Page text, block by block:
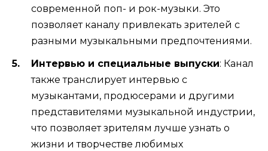
современной поп- и рок-музыки. Это
позволяет каналу привлекать зрителей с
разными музыкальными предпочтениями.
Интервью и специальные выпуски: Канал
также транслирует интервью с
музыкантами, продюсерами и другими
представителями музыкальной индустрии,
что позволяет зрителям лучше узнать о
жизни и творчестве любимых